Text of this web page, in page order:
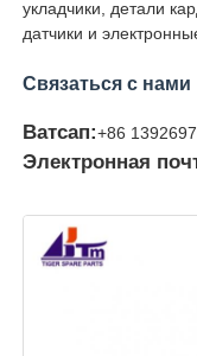
счетчик счета
Принтер карты
Пост-машина
Запасные
укладчики, детали
датчики и
Связаться с нами
Ватсап:+86
Электронная